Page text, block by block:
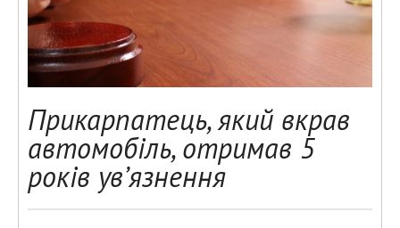
Прикарпатець, який вкрав
автомобіль, отримав 5
років ув’язнення